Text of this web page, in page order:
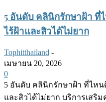
5 อันดับ คลินิกรักษาฝ้า
ไร้ฝ้าและสิวได้ไม่ยาก
Tophitthailand -
เมษายน 20, 2026
0
5 อันดับ คลินิกรักษาฝ้า ที่ไห
และสิวได้ไม่ยาก บริการเสริ